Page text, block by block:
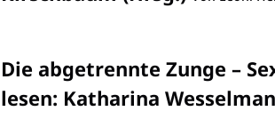
Die abgetrennte Zunge –
lesen: Katharina